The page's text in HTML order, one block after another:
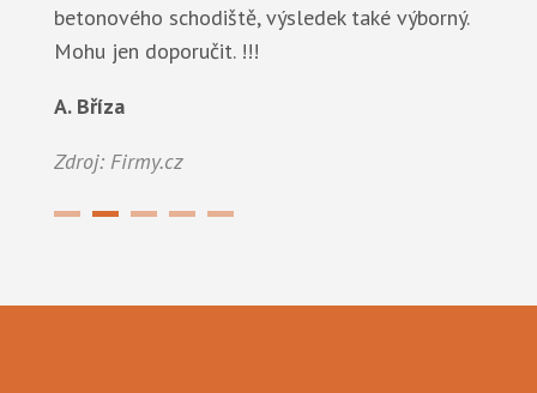
betonového schodiště, výsledek také výborný.
Mohu jen doporučit. !!!
A. Bříza
Zdroj: Firmy.cz